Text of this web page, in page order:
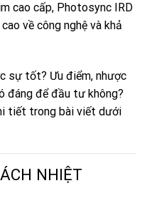
cao cấp, Photosync IRD
về công nghệ và khả
sự tốt? Ưu điểm, nhược
đáng để đầu tư không?
tiết trong bài viết dưới
NHIỆT